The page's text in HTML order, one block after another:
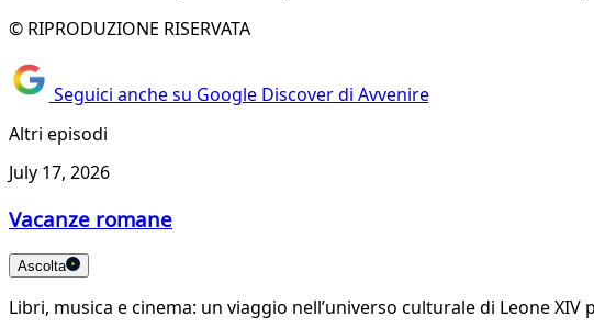
© RIPRODUZIONE RISERVATA
Seguici anche su Google Discover di Avvenire
Altri episodi
July 17, 2026
Vacanze romane
Ascolta
Libri, musica e cinema: un viaggio nell’universo culturale di Leone